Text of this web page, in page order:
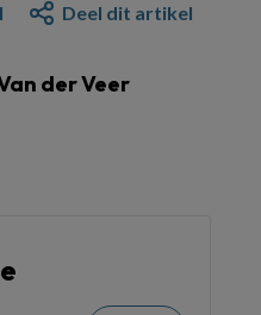
Deel dit artikel
der Veer